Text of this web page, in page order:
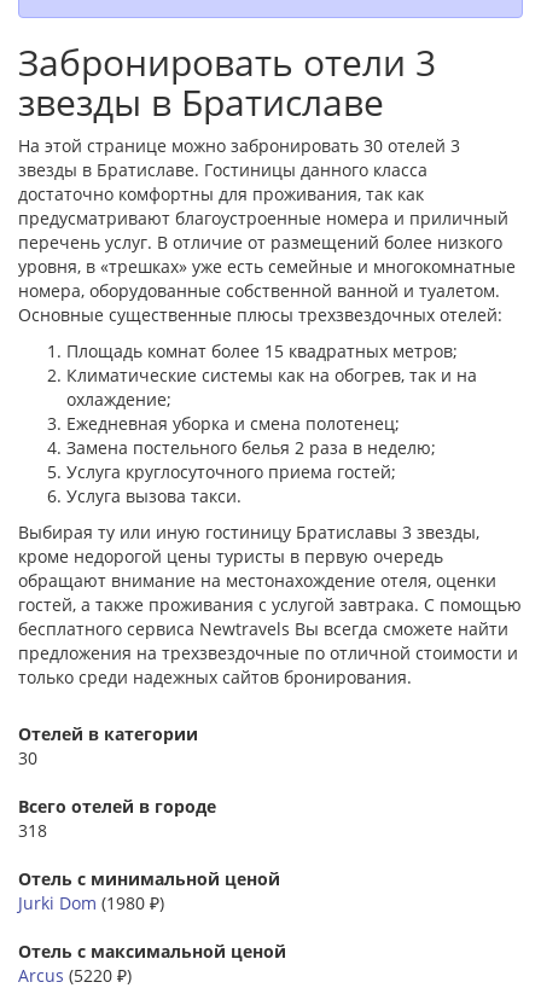
Забронировать отели 3
звезды в Братиславе
На этой странице можно забронировать 30 отелей 3
звезды в Братиславе. Гостиницы данного класса
достаточно комфортны для проживания, так как
предусматривают благоустроенные номера и приличный
перечень услуг. В отличие от размещений более низкого
уровня, в «трешках» уже есть семейные и многокомнатные
номера, оборудованные собственной ванной и туалетом.
Основные существенные плюсы трехзвездочных отелей:
Площадь комнат более 15 квадратных метров;
Климатические системы как на обогрев, так и на
охлаждение;
Ежедневная уборка и смена полотенец;
Замена постельного белья 2 раза в неделю;
Услуга круглосуточного приема гостей;
Услуга вызова такси.
Выбирая ту или иную гостиницу Братиславы 3 звезды,
кроме недорогой цены туристы в первую очередь
обращают внимание на местонахождение отеля, оценки
гостей, а также проживания с услугой завтрака. С помощью
бесплатного сервиса Newtravels Вы всегда сможете найти
предложения на трехзвездочные по отличной стоимости и
только среди надежных сайтов бронирования.
Отелей в категории
30
Всего отелей в городе
318
Отель с минимальной ценой
Jurki Dom (1980 ₽)
Отель с максимальной ценой
Arcus (5220 ₽)